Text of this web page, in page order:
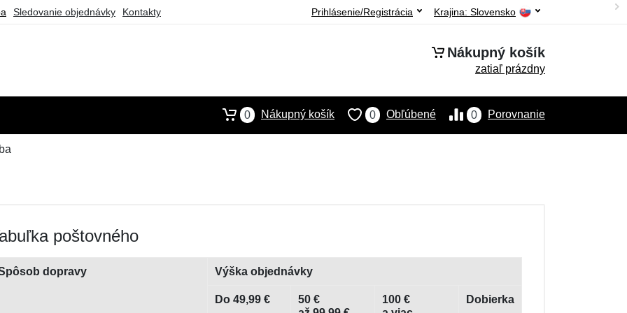
Sledovanie objednávky Kontakty Krajina: Slovensko
Prihlásenie/Registrácia
Nákupný košík
zatiaľ prázdny
0 Porovnanie
0 Obľúbené
0 Nákupný košík
poštovného
dopravy Výška objednávky
Do 49,99 €
50 €
100 €
Dobierka